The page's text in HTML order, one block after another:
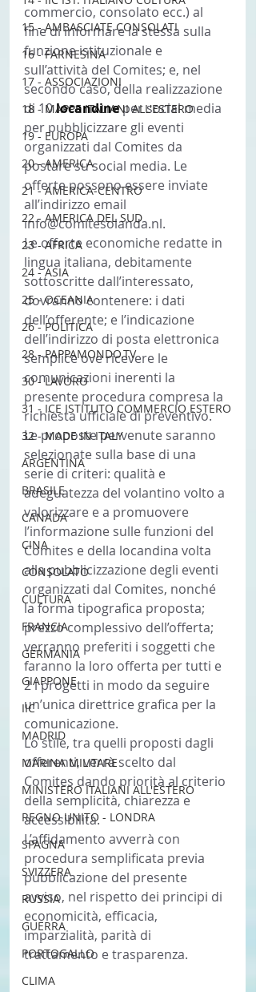
15 - AMBASCIATE CONSOLATI
16 - FARNESINA
17 - ASSOCIAZIONI
18 - MAPPE ITALIANI ALL'ESTERO
19 - EUROPA
20 - AMERICA
21 - AMERICA-CENTRO
22 - AMERICA DEL SUD
23 - AFRICA
24 - ASIA
25 - OCEANIA
26 - POLITICA
28 - PAPPAMONDO.TV
30 - LAVORO
31 - ICE ISTITUTO COMMERCIO ESTERO
32 - MADE IN ITALY
ARGENTINA
BRASILE
CANADA
CINA
CONSOLATO
CULTURA
FRANCIA
GERMANIA
GIAPPONE
IIC
MADRID
MARINA MILITARE
MINISTERO ITALIANI ALL'ESTERO
REGNO UNITO - LONDRA
SPAGNA
SVIZZERA
RUSSIA
GUERRA
PORTOGALLO
CLIMA
commercio, consolato ecc.) al
fine di informare la stessa sulla
funzione istituzionale e
sull’attività del Comites; e, nel
secondo caso, della realizzazione
di 10 locandine per social media
per pubblicizzare gli eventi
organizzati dal Comites da
postare su social media. Le
offerte possono essere inviate
all’indirizzo email
info@comitesolanda.nl.
Le offerte economiche redatte in
lingua italiana, debitamente
sottoscritte dall’interessato,
dovranno contenere: i dati
dell’offerente; e l’indicazione
dell’indirizzo di posta elettronica
semplice ove ricevere le
comunicazioni inerenti la
presente procedura compresa la
richiesta ufficiale di preventivo.
Le proposte pervenute saranno
selezionate sulla base di una
serie di criteri: qualità e
adeguatezza del volantino volto a
valorizzare e a promuovere
l’informazione sulle funzioni del
Comites e della locandina volta
alla pubblicizzazione degli eventi
organizzati dal Comites, nonché
la forma tipografica proposta;
prezzo complessivo dell’offerta;
verranno preferiti i soggetti che
faranno la loro offerta per tutti e
2 i progetti in modo da seguire
un’unica direttrice grafica per la
comunicazione.
Lo stile, tra quelli proposti dagli
offerenti, verrà scelto dal
Comites dando priorità al criterio
della semplicità, chiarezza e
accessibilità.
L’affidamento avverrà con
procedura semplificata previa
pubblicazione del presente
avviso, nel rispetto dei principi di
economicità, efficacia,
imparzialità, parità di
trattamento e trasparenza.